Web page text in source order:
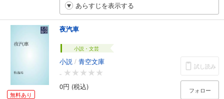
あらすじを表示する
無料あり
夜汽車
小説・文芸
小説 / 青空文庫
-
0円 (税込)
試し読み
フォロー